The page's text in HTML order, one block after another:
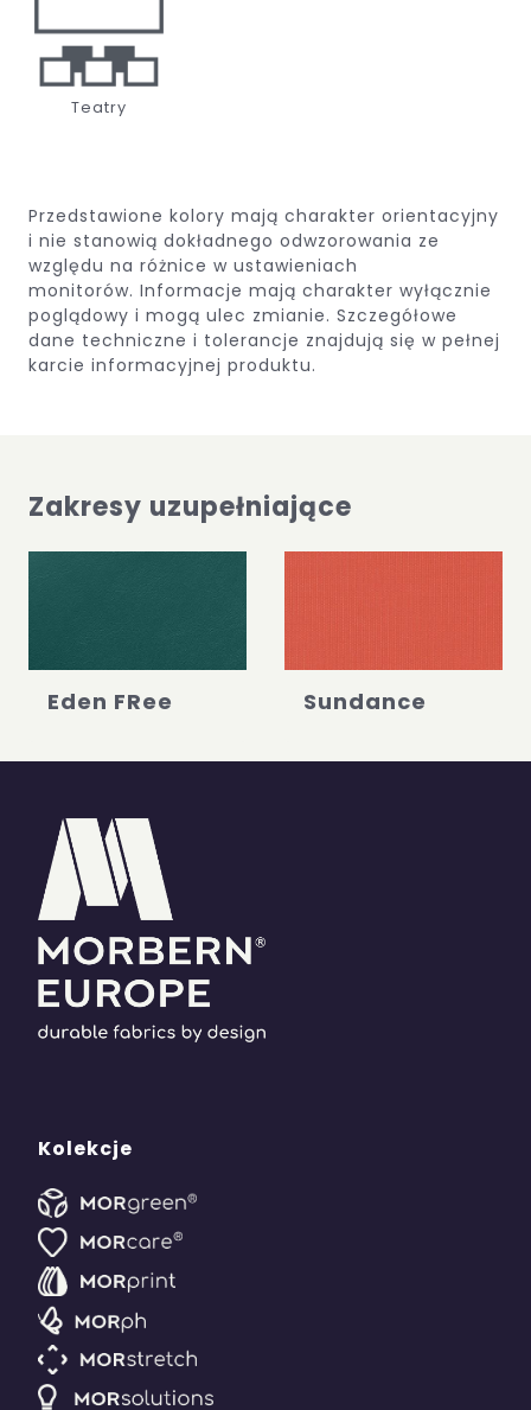
Teatry
Przedstawione kolory mają charakter orientacyjny
i nie stanowią dokładnego odwzorowania ze
względu na różnice w ustawieniach
monitorów. Informacje mają charakter wyłącznie
poglądowy i mogą ulec zmianie. Szczegółowe
dane techniczne i tolerancje znajdują się w pełnej
karcie informacyjnej produktu.
Zakresy uzupełniające
Eden FRee Sundance
Kolekcje